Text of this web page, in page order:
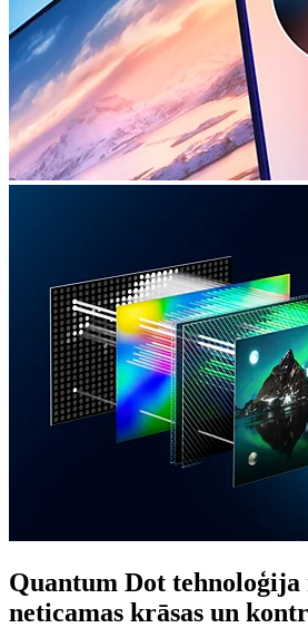
Quantum Dot tehnoloģija
neticamas krāsas un